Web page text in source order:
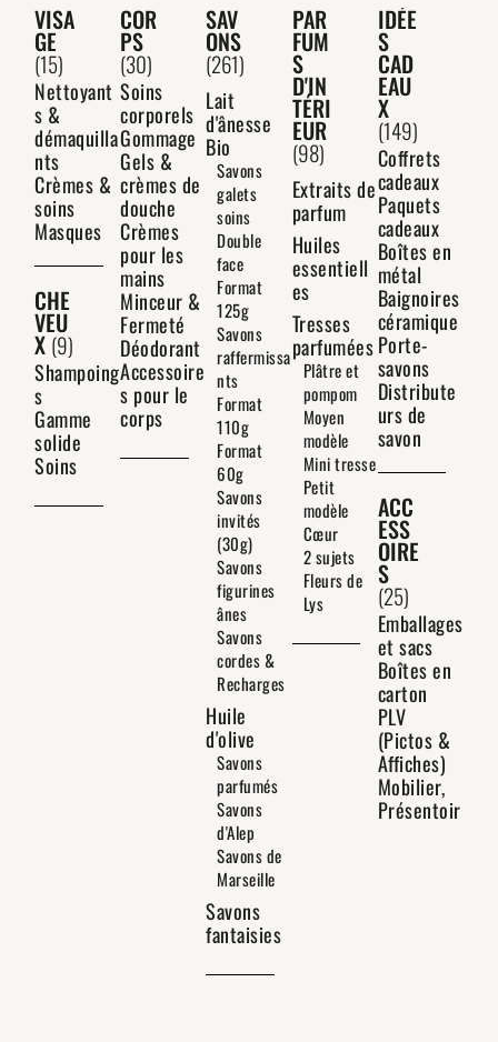
VISA
GE
(15)
Nettoyant
s &
démaquilla
nts
Crèmes &
soins
Masques
CHE
VEU
X (9)
Shampoing
s
Gamme
solide
Soins
COR
PS
(30)
Soins
corporels
Gommage
Gels &
crèmes de
douche
Crèmes
pour les
mains
Minceur &
Fermeté
Déodorant
Accessoire
s pour le
corps
SAV
ONS
(261)
Lait
d'ânesse
Bio
Savons
galets
soins
Double
face
Format
125g
Savons
raffermissa
nts
Format
110g
Format
60g
Savons
invités
(30g)
Savons
figurines
ânes
Savons
cordes &
Recharges
Huile
d'olive
Savons
parfumés
Savons
d'Alep
Savons de
Marseille
Savons
fantaisies
PAR
FUM
S
D'IN
TÉRI
EUR
(98)
Extraits de
parfum
Huiles
essentiell
es
Tresses
parfumées
Plâtre et
pompom
Moyen
modèle
Mini tresse
Petit
modèle
Cœur
2 sujets
Fleurs de
Lys
IDÉE
S
CAD
EAU
X
(149)
Coffrets
cadeaux
Paquets
cadeaux
Boîtes en
métal
Baignoires
céramique
Porte-
savons
Distribute
urs de
savon
ACC
ESS
OIRE
S
(25)
Emballages
et sacs
Boîtes en
carton
PLV
(Pictos &
Affiches)
Mobilier,
Présentoir